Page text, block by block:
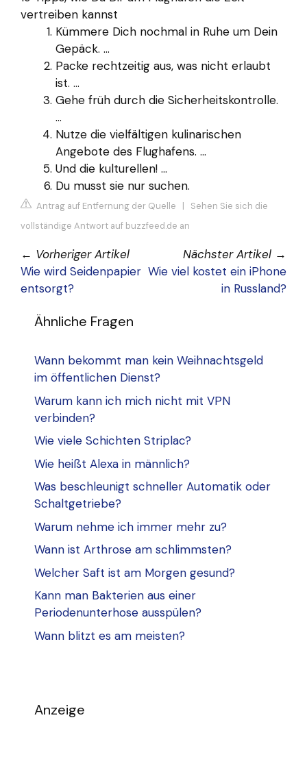
vertreiben kannst
Kümmere Dich nochmal in Ruhe um Dein
Gepäck. ...
Packe rechtzeitig aus, was nicht erlaubt
ist. ...
Gehe früh durch die Sicherheitskontrolle.
...
Nutze die vielfältigen kulinarischen
Angebote des Flughafens. ...
Und die kulturellen! ...
Du musst sie nur suchen.
Antrag auf Entfernung der Quelle | Sehen Sie sich die
vollständige Antwort auf buzzfeed.de an
← Vorheriger Artikel
Wie wird Seidenpapier
entsorgt?
Nächster Artikel →
Wie viel kostet ein iPhone
in Russland?
Ähnliche Fragen
Wann bekommt man kein Weihnachtsgeld
im öffentlichen Dienst?
Warum kann ich mich nicht mit VPN
verbinden?
Wie viele Schichten Striplac?
Wie heißt Alexa in männlich?
Was beschleunigt schneller Automatik oder
Schaltgetriebe?
Warum nehme ich immer mehr zu?
Wann ist Arthrose am schlimmsten?
Welcher Saft ist am Morgen gesund?
Kann man Bakterien aus einer
Periodenunterhose ausspülen?
Wann blitzt es am meisten?
Anzeige